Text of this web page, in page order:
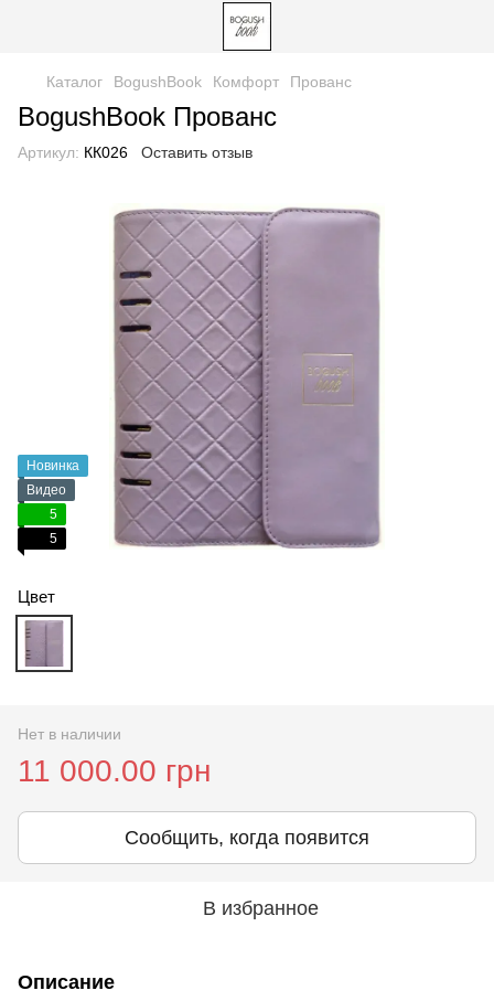
Каталог BogushBook Комфорт Прованс
BogushBook Прованс
Артикул: КК026 Оставить отзыв
Новинка
Видео
5
5
Цвет
Нет в наличии
11 000.00 грн
Сообщить, когда появится
В избранное
Описание